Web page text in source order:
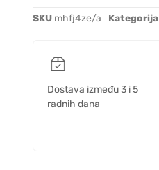
SKU mhfj4ze/a Kategorija
Dostava između 3 i 5
radnih dana